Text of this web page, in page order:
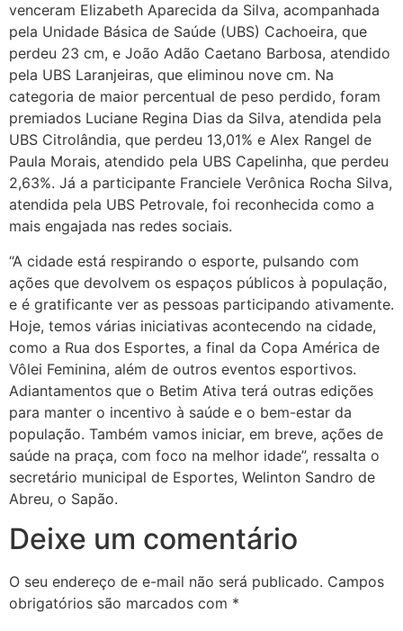
venceram Elizabeth Aparecida da Silva, acompanhada
pela Unidade Básica de Saúde (UBS) Cachoeira, que
perdeu 23 cm, e João Adão Caetano Barbosa, atendido
pela UBS Laranjeiras, que eliminou nove cm. Na
categoria de maior percentual de peso perdido, foram
premiados Luciane Regina Dias da Silva, atendida pela
UBS Citrolândia, que perdeu 13,01% e Alex Rangel de
Paula Morais, atendido pela UBS Capelinha, que perdeu
2,63%. Já a participante Franciele Verônica Rocha Silva,
atendida pela UBS Petrovale, foi reconhecida como a
mais engajada nas redes sociais.
“A cidade está respirando o esporte, pulsando com
ações que devolvem os espaços públicos à população,
e é gratificante ver as pessoas participando ativamente.
Hoje, temos várias iniciativas acontecendo na cidade,
como a Rua dos Esportes, a final da Copa América de
Vôlei Feminina, além de outros eventos esportivos.
Adiantamentos que o Betim Ativa terá outras edições
para manter o incentivo à saúde e o bem-estar da
população. Também vamos iniciar, em breve, ações de
saúde na praça, com foco na melhor idade”, ressalta o
secretário municipal de Esportes, Welinton Sandro de
Abreu, o Sapão.
Deixe um comentário
O seu endereço de e-mail não será publicado. Campos
obrigatórios são marcados com *